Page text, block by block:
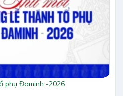
phụ Đaminh -2026